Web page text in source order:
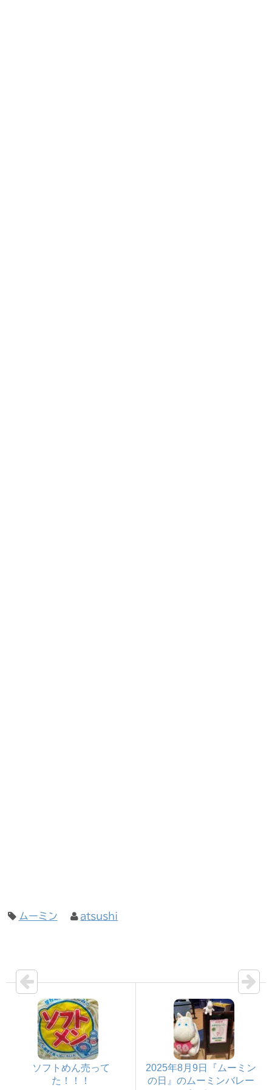
ムーミン atsushi
ソフトめん売って
た！！！
2025年8月9日『ムーミン
の日』のムーミンバレー